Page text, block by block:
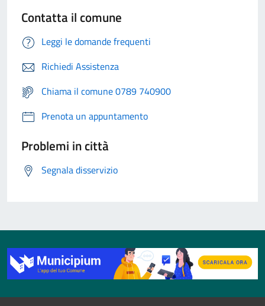
Contatta il comune
Leggi le domande frequenti
Richiedi Assistenza
Chiama il comune 0789 740900
Prenota un appuntamento
Problemi in città
Segnala disservizio